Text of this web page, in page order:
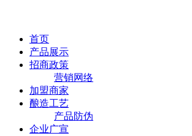
首页
产品展示
招商政策
营销网络
加盟商家
酿造工艺
产品防伪
企业广宣